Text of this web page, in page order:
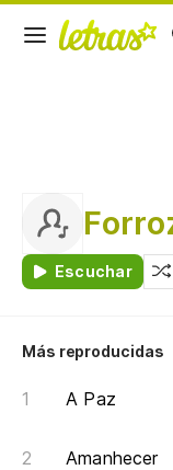
Escuchar
Más reproducidas
A Paz
Amanhecer